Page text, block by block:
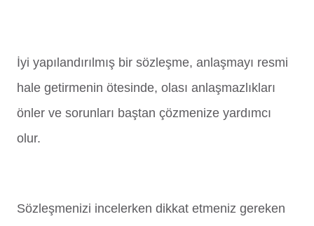
İyi yapılandırılmış bir sözleşme, anlaşmayı resmi
hale getirmenin ötesinde, olası anlaşmazlıkları
önler ve sorunları baştan çözmenize yardımcı
olur.
Sözleşmenizi incelerken dikkat etmeniz gereken